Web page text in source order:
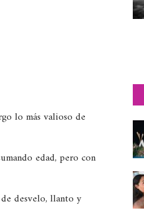
lo más valioso de
edad, pero con
desvelo, llanto y